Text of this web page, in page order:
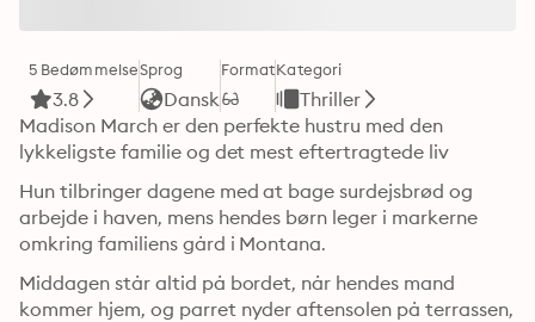
5 Bedømmelse
3.8
Sprog
Dansk
FormatKategori
Thriller
Madison March er den perfekte hustru med den
lykkeligste familie og det mest eftertragtede liv
Hun tilbringer dagene med at bage surdejsbrød og
arbejde i haven, mens hendes børn leger i markerne
omkring familiens gård i Montana.
Middagen står altid på bordet, når hendes mand
kommer hjem, og parret nyder aftensolen på terrassen,